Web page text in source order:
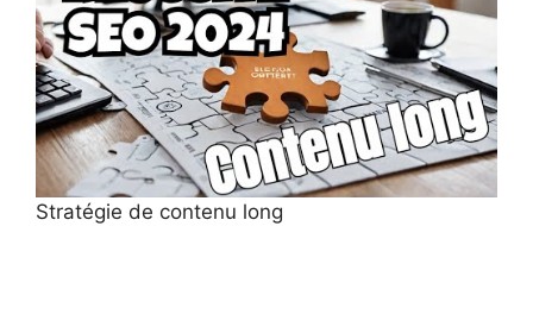
Stratégie de contenu long